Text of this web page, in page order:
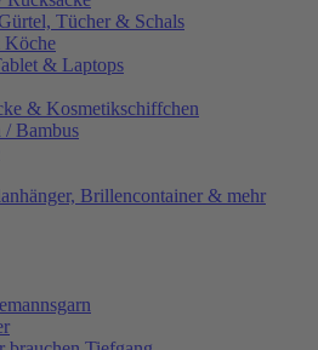
Tücher & Schals
Köche
& Laptops
& Kosmetikschiffchen
/ Bambus
Brillencontainer & mehr